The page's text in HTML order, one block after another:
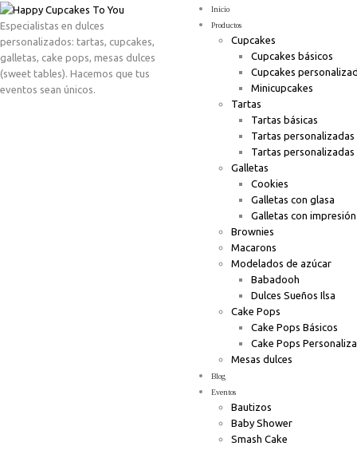
Especialistas en dulces
personalizados: tartas, cupcakes,
galletas, cake pops, mesas dulces
(sweet tables). Hacemos que tus
eventos sean únicos.
Inicio
Productos
Cupcakes
Cupcakes básicos
Cupcakes
Minicupcakes
Tartas
Tartas básicas
Tartas
Tartas personalizadas
Galletas
Cookies
Galletas con glasa
Galletas con
Brownies
Macarons
Modelados de azúcar
Babadooh
Dulces Sueños Ilsa
Cake Pops
Cake Pops Básicos
Cake Pops
Mesas dulces
Blog
Eventos
Bautizos
Baby Shower
Smash Cake